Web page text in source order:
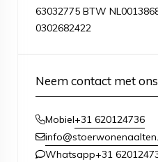
63032775 BTW
0302682422
Neem contact met
Mobiel+31 620124736
Whatsapp+31